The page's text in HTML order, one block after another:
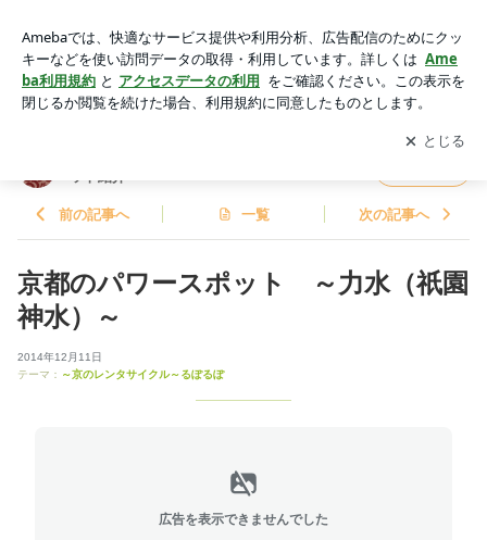
ブログ ～京都のオススメスポット紹介～
アプリをダウンロードして ブログの更新通知
を受け取りまし
ょう。
開く
ット紹介～
前の記事へ 一覧 次の記事へ
京都のパワースポット ～力水（祇園
神水）～
2014年12月11日
テーマ： ～京のレンタサイクル～るぽるぽ
広告を表示できませんでした